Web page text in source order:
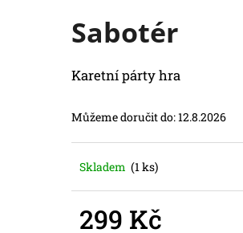
produktu
je
z
5
Sabotér
Karetní párty hra
Můžeme doručit do:12.8.2026
Skladem (1 ks)
299 Kč
HLEDAT
OF LEGENDS
SWU 08:
BOOSTER